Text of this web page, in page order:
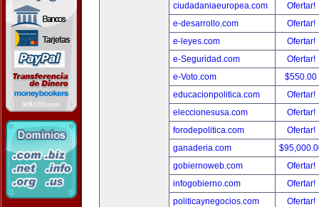
ciudadaniaeuropea.com
Ofertar!
e-desarrollo.com
Ofertar!
e-leyes.com
Ofertar!
e-Seguridad.com
Ofertar!
e-Voto.com
$550.00
educacionpolitica.com
Ofertar!
eleccionesusa.com
Ofertar!
forodepolitica.com
Ofertar!
ganaderia.com
gobiernoweb.com
Ofertar!
infogobierno.com
Ofertar!
politicaynegocios.com
Ofertar!